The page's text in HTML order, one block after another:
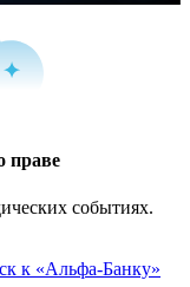
праве
событиях.
к «Альфа-Банку»